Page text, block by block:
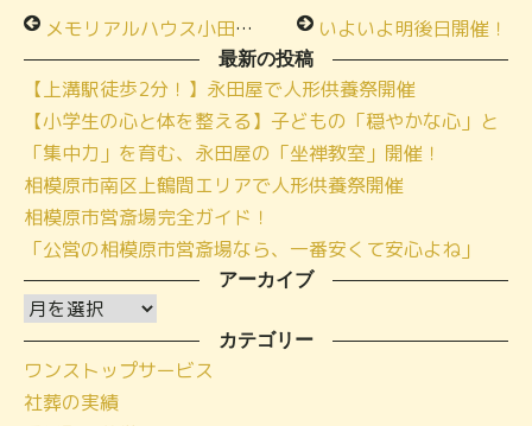
メモリアルハウス小田急相模原イベント開催！ いよいよ明後日開催！
最新の投稿
【上溝駅徒歩2分！】永田屋で人形供養祭開催
【小学生の心と体を整える】子どもの「穏やかな心」と
「集中力」を育む、永田屋の「坐禅教室」開催！
相模原市南区上鶴間エリアで人形供養祭開催
相模原市営斎場完全ガイド！
「公営の相模原市営斎場なら、一番安くて安心よね」
アーカイブ
ア
ー
カ
イ
カテゴリー
ワンストップサービス
社葬の実績